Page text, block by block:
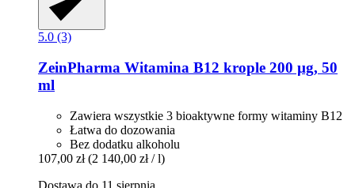
5.0 (3)
ZeinPharma Witamina B12 krople 200 µg, 50
ml
Zawiera wszystkie 3 bioaktywne formy witaminy B12
Łatwa do dozowania
Bez dodatku alkoholu
107,00 zł (2 140,00 zł / l)
Dostawa do 11 sierpnia